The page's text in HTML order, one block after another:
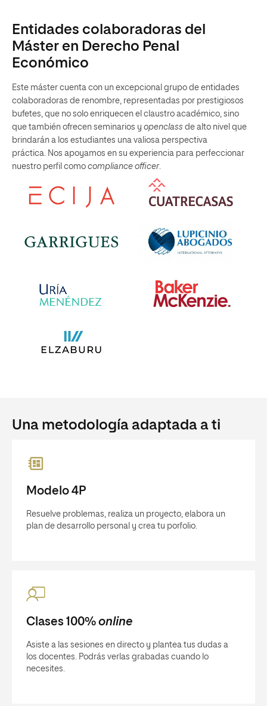
Entidades colaboradoras del
Máster en Derecho Penal
Económico
Este máster cuenta con un excepcional grupo de entidades
colaboradoras de renombre, representadas por prestigiosos
bufetes, que no solo enriquecen el claustro académico, sino
que también ofrecen seminarios y openclass de alto nivel que
brindarán a los estudiantes una valiosa perspectiva
práctica. Nos apoyamos en su experiencia para perfeccionar
nuestro perfil como compliance officer.
Una metodología adaptada a ti
Modelo 4P
Resuelve problemas, realiza un proyecto, elabora un
plan de desarrollo personal y crea tu porfolio.
Clases 100% online
Asiste a las sesiones en directo y plantea tus dudas a
los docentes. Podrás verlas grabadas cuando lo
necesites.